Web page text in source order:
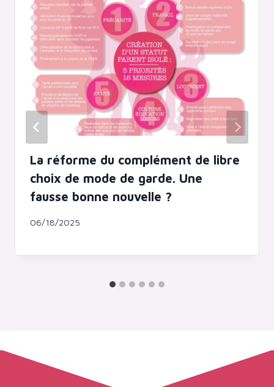
La réforme du complément de libre
choix de mode de garde. Une
fausse bonne nouvelle ?
06/18/2025